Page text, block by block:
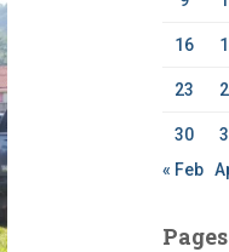
16
23
30
« Feb
Pages